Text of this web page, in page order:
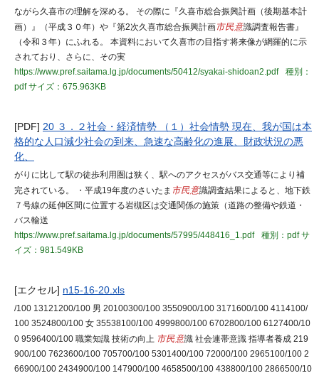
ながら久喜市の理解を深める。 その際に『久喜市総合振興計画（後期基本計
画）』（平成３０年）や『第2次久喜市総合振興計画市民意識調査報告書』
（令和３年）にふれる。 本資料において久喜市の目指す将来像が網羅的に示
されており、さらに、その実
https://www.pref.saitama.lg.jp/documents/50412/syakai-shidoan2.pdf
種別：
pdfサイズ：675.963KB
[PDF] 20 ３．２社会・経済情勢 （１）社会情勢 現在、我が国は本
格的な人口減少社会の到来、急速な高齢化の進展、財政状況の悪
化、
がりに比して駅の徒歩利用圏は狭く、駅へのアクセスがバス交通等により補
完されている。 ・平成19年度のさいたま 市民意識調査結果によると、地下鉄
７号線の延伸区間に位置する岩槻区は交通関係の施策（道路の整備や鉄道・
バス輸送
https://www.pref.saitama.lg.jp/documents/57995/448416_1.pdf
種別：pdfサ
イズ：981.549KB
[エクセル] n15-16-20.xls
/100 13121200/100 男 20100300/100 3550900/100 3171600/100 4114100/
100 3524800/100 女 35538100/100 4999800/100 6702800/100 6127400/10
0 9596400/100 職業知識 技術の向上 市民意識 社会連帯意識 指導者養成 219
900/100 7623600/100 705700/100 5301400/100 72000/100 2965100/100 2
66900/100 2434900/100 147900/100 4658500/100 438800/100 2866500/10